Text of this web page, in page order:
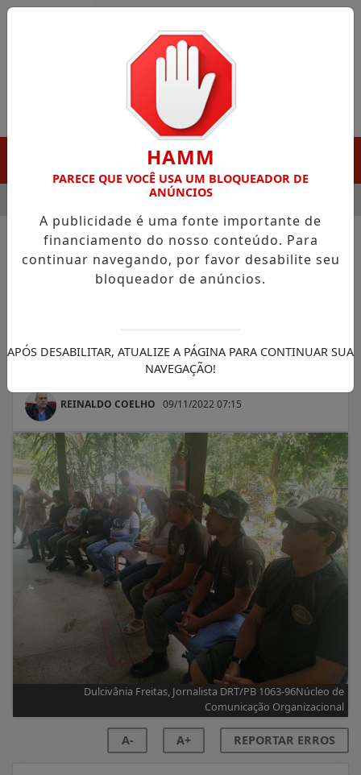
EM PORTO GRANDE COM ATUAÇÃO VOLTADA AO
NOTÍCIAS/AGRO
Guias do Bioparque de
Sobre dados técnicos de áreas de
REINALDO COELHO 09/11/2022 07:15
Dulcivânia Freitas, Jornalista DRT/PB 1063-96Núcleo de
Comunicação Organizacional
A- A+ REPORTAR ERROS
HAMM
PARECE QUE VOCÊ USA UM BLOQUEADOR DE
ANÚNCIOS
A publicidade é uma fonte importante de
financiamento do nosso conteúdo. Para
continuar navegando, por favor desabilite seu
bloqueador de anúncios.
APÓS DESABILITAR, ATUALIZE A PÁGINA PARA CONTINUAR SUA
NAVEGAÇÃO!